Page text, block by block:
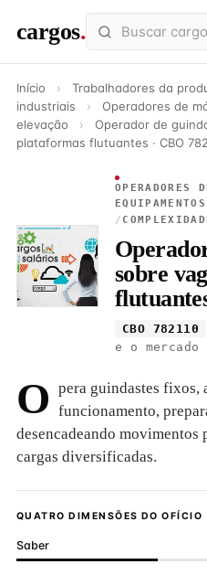
cargos.
Início ›
Trabalhadores da
industriais
›
Operadores de
elevação
›
Operador de
plataformas flutuantes · CBO
OPERADORES
/
sobre
CBO 782110
e o
O pera guindastes fixos,
funcionamento,
desencadeando movimentos
cargas diversificadas.
QUATRO DIMENSÕES DO OFÍCIO
Saber